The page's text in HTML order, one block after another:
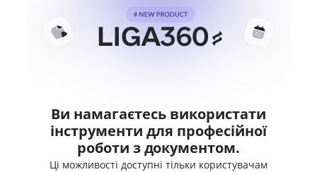
Ви намагаєтесь використати
інструменти для професійної
роботи з документом.
Ці можливості доступні тільки користувачам